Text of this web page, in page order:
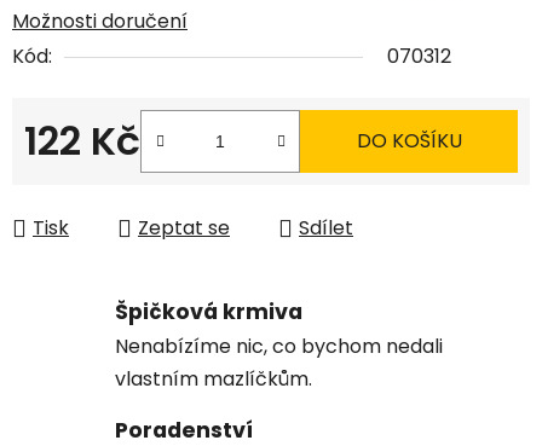
Možnosti doručení
Kód:
070312
122 Kč
Měrná cena:
DO KOŠÍKU
Tisk Zeptat se Sdílet
Špičková krmiva
Nenabízíme nic, co bychom nedali
vlastním mazlíčkům.
Poradenství